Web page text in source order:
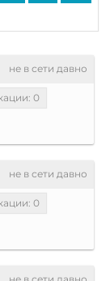
не в сети давно
0
не в сети давно
0